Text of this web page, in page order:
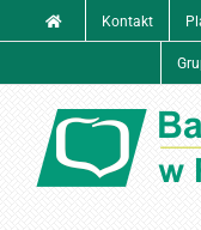
do
Kontakt